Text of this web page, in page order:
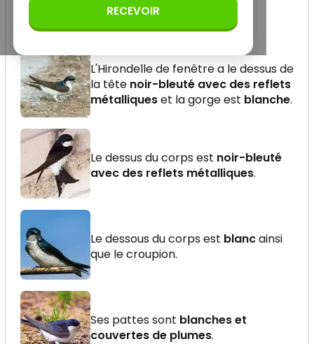
L'Hirondelle de fenêtre a le dessus de
la tête noir-bleuté avec des reflets
métalliqueset la gorge est blanche.
Le dessus du corps est noir-bleuté
avec des reflets métalliques.
Le dessous du corps est blancainsi
que le croupion.
Ses pattes sont blanches et
couvertes de plumes.
RECEVOIR